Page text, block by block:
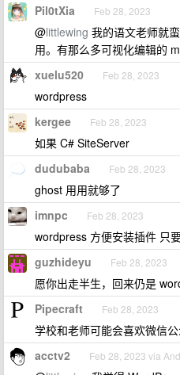
Pil0tXia Feb 28, 2023
@littlewing 我的语文老师就
用。有那么多可视化编辑的
xuelu520 Feb 28, 2023
wordpress
kergee Feb 28, 2023
如果 C# SiteServer
dudubaba Feb 28, 2023
ghost 用用就够了
imnpc Feb 28, 2023
wordpress 方便安装插件 只
guzhideyu Feb 28, 2023
愿你出走半生，回来仍是
Pipecraft Feb 28, 2023
学校和老师可能会喜欢微信
acctv2 Feb 28, 2023 via